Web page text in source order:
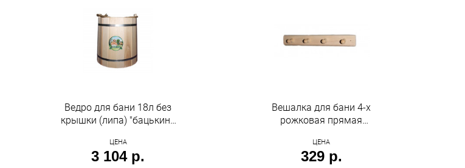
Обувь для дома и дачи
Ведро для бани 18л без
крышки (липа) "бацькина
ЦЕНА
3 104 р.
Вешалка для бани 4-х
рожковая прямая
ЦЕНА
329 р.